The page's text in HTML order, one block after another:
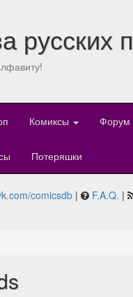
русских
Комиксы Форум
Потеряшки
comicsdb | F.A.Q. |